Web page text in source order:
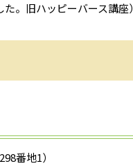
。旧ハッピーバース講座）
番地1）